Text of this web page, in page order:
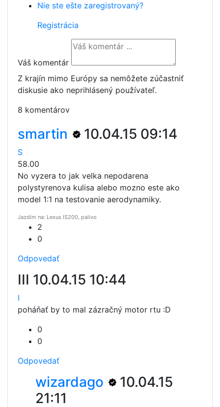
Nie ste ešte zaregistrovaný?
Registrácia
Váš komentár
Z krajín mimo Európy sa nemôžete zúčastniť
diskusie ako neprihlásený používateľ.
8 komentárov
smartin 10.04.15 09:14
S
58.00
No vyzera to jak velka nepodarena
polystyrenova kulisa alebo mozno este ako
model 1:1 na testovanie aerodynamiky.
Jazdím na: Lexus IS200, palivo
2
0
Odpovedať
III 10.04.15 10:44
I
poháňať by to mal zázračný motor rtu :D
0
0
Odpovedať
wizardago
10.04.15
21:11